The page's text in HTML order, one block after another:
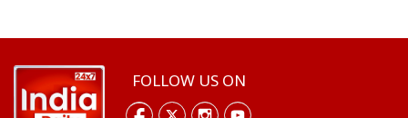
FOLLOW US ON